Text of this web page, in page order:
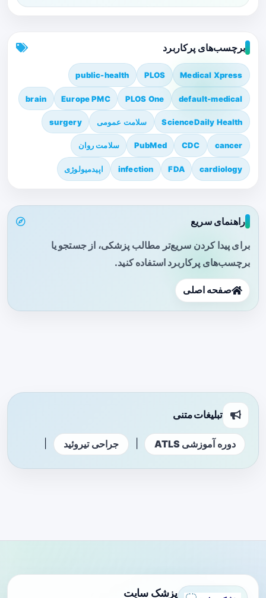
برچسب‌های پرکاربرد
Medical Xpress
PLOS
public-health
default-medical
PLOS One
Europe PMC
brain
ScienceDaily Health سلامت عمومی surgery
cancer
CDC
PubMed سلامت روان
cardiology
FDA
infection اپیدمیولوژی
راهنمای سریع
برای پیدا کردن سریع‌تر مطالب پزشکی، از جستجو یا
برچسب‌های پرکاربرد استفاده کنید.
صفحه اصلی
تبلیغات متنی
دوره آموزشی ATLS جراحی تیروئید
پزشک سایت